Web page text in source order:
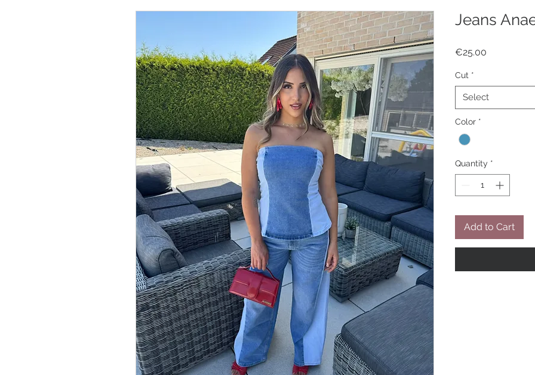
Jeans
€25.00
Cut *
Select
Color *
Quantity *
Add to Cart